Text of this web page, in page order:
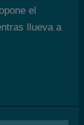
el
llueva a